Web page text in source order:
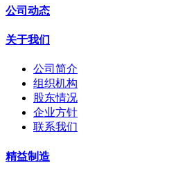
公司动态
关于我们
公司简介
组织机构
股东情况
企业方针
联系我们
精益制造